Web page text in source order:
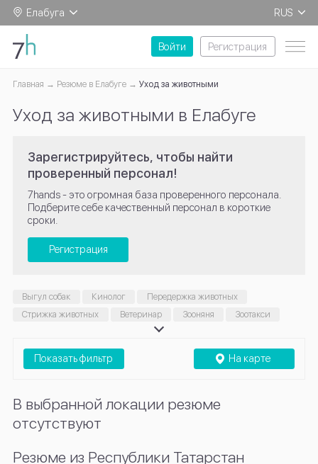
Елабуга
RUS
EN
Войти
Регистрация
Главная Резюме в Елабуге Уход за животными
Уход за животными в Елабуге
Зарегистрируйтесь, чтобы найти
проверенный персонал!
7hands - это огромная база проверенного персонала.
Подберите себе качественный персонал в короткие
сроки.
Регистрация
Выгул собак Кинолог
Передержка животных
Стрижка животных
Ветеринар Зооняня
Зоотакси
На карте
Показать фильтр
В выбранной локации резюме
отсутствуют
Резюме из Республики Татарстан